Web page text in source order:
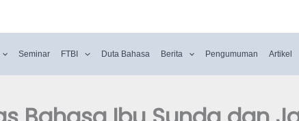
Seminar FTBI Duta Bahasa Berita Pengumuman Artikel